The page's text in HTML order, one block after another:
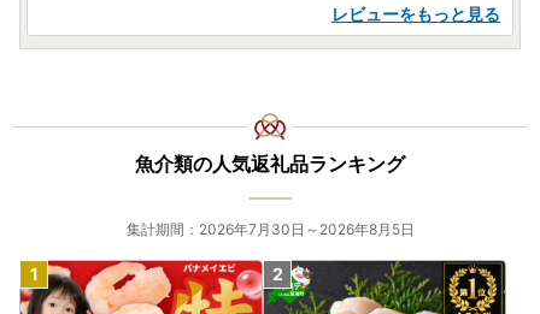
ただし、年末のご寄附については通常よりお時間を頂戴す
る場合があり、返礼品や時期によっては2～3カ月ほどお待
返礼品到着後、すぐに開封して返礼品全体の確認をお願い
万が一お届けした返礼品に不備、破損等がございましたら
【佐賀県大町町ふるさと納税コールセンター】まで写真デー
お届け後、1週間を経過してのお問い合わせにつきまして
は返品・交換の対象外とさせていただいておりますので、予
レビューをもっと見る
魚介類の人気返礼品ランキング
集計期間：2026年7月30日～2026年8月5日